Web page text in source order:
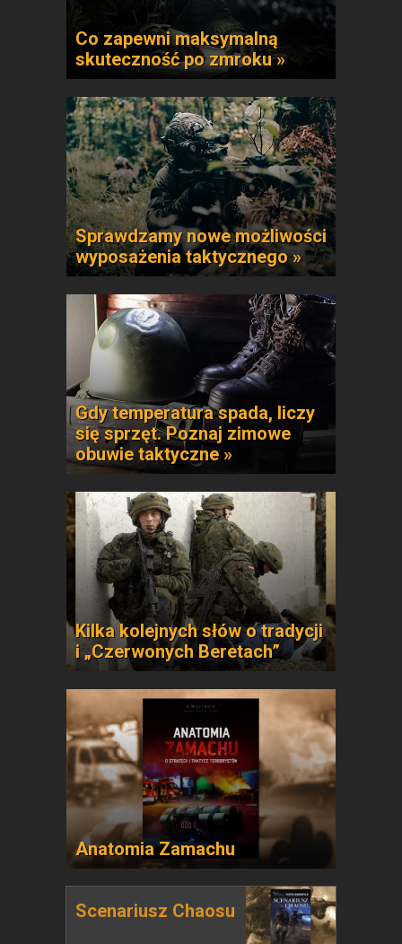
Co zapewni maksymalną
skuteczność po zmroku »
Sprawdzamy nowe możliwości
wyposażenia taktycznego »
Gdy temperatura spada, liczy
się sprzęt. Poznaj zimowe
obuwie taktyczne »
Kilka kolejnych słów o tradycji
i „Czerwonych Beretach”
Anatomia Zamachu
Scenariusz Chaosu